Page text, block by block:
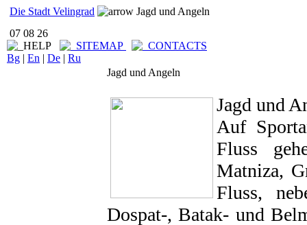
Die Stadt Velingrad
Jagd und Angeln
07 08 26
Bg | En | De | Ru
Jagd und Angeln
Jagd und
Auf
Fluss
Matniza,
Fluss,
Dospat-, Batak- und